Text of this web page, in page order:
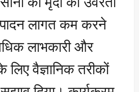
लागत कम करने
लाभकारी और
वैज्ञानिक तरीकों